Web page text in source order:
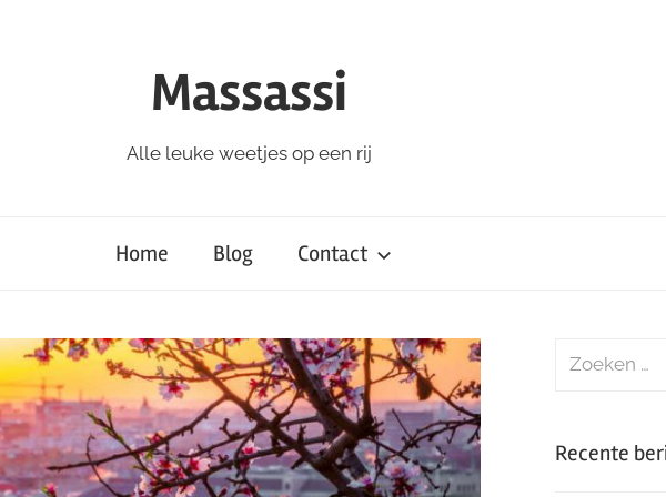
Massassi
Alle leuke weetjes op een rij
Home Blog Contact
Zoeken
Recente